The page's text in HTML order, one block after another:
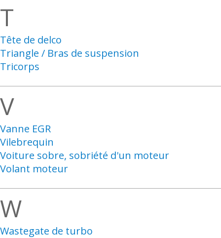
T
Tête de delco
Triangle / Bras de suspension
Tricorps
V
Vanne EGR
Vilebrequin
Voiture sobre, sobriété d'un moteur
Volant moteur
W
Wastegate de turbo